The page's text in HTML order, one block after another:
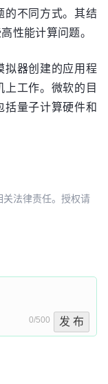
的不同方式。其结
性能计算问题。
拟器创建的应用程
工作。微软的目
括量子计算硬件和
法律责任。授权请
0/500 发 布